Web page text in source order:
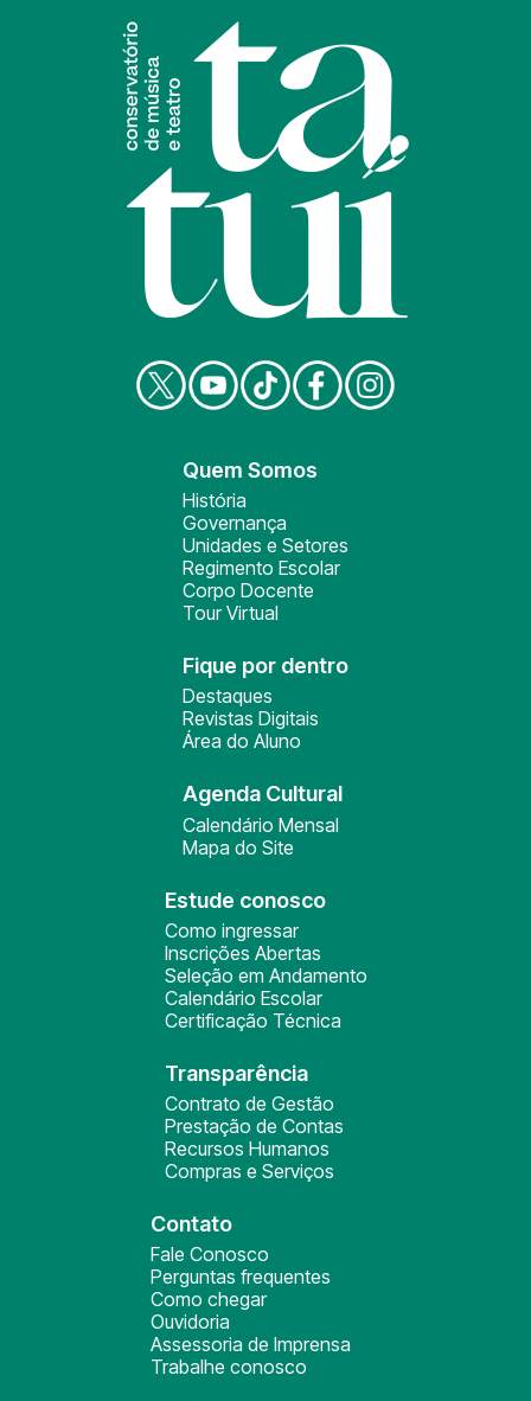
Quem Somos
História
Governança
Unidades e Setores
Regimento Escolar
Corpo Docente
Tour Virtual
Fique por dentro
Destaques
Revistas Digitais
Área do Aluno
Agenda Cultural
Calendário Mensal
Mapa do Site
Estude conosco
Como ingressar
Inscrições Abertas
Seleção em Andamento
Calendário Escolar
Certificação Técnica
Transparência
Contrato de Gestão
Prestação de Contas
Recursos Humanos
Compras e Serviços
Contato
Fale Conosco
Perguntas frequentes
Como chegar
Ouvidoria
Assessoria de Imprensa
Trabalhe conosco